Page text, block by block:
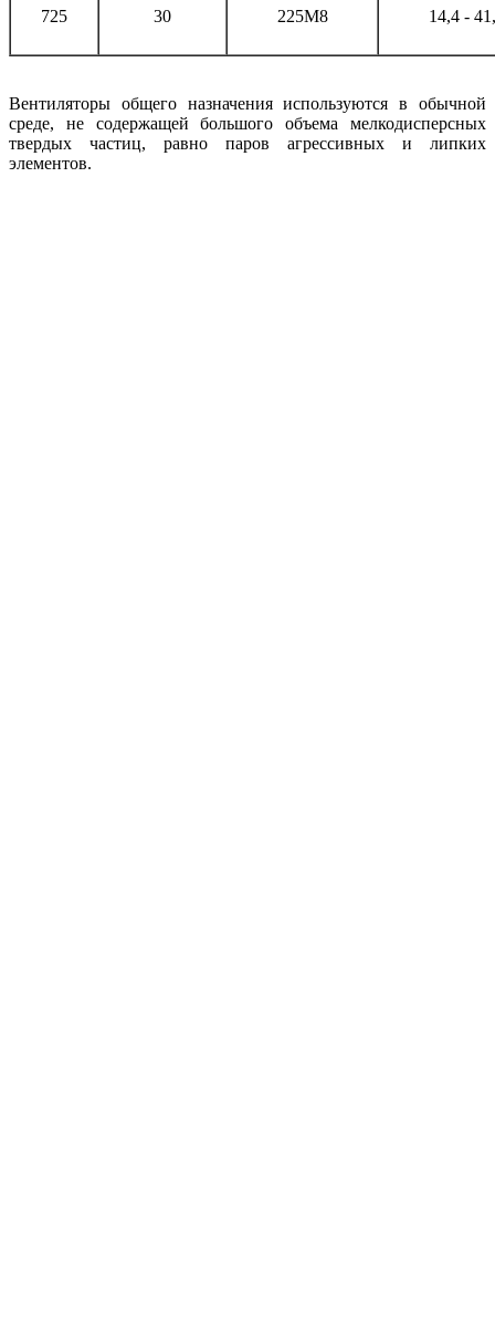
725 30 225М8 14,4 -
Вентиляторы общего назначения используются в обычной
среде, не содержащей большого объема мелкодисперсных
твердых частиц, равно паров агрессивных и липких
элементов.